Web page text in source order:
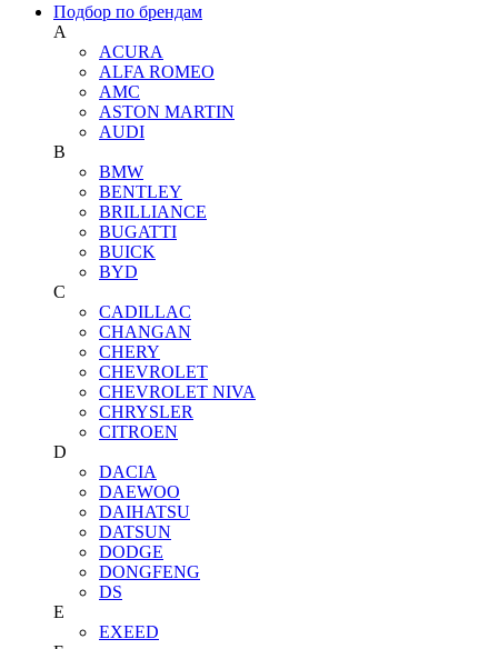
Подбор по брендам
A
ACURA
ALFA ROMEO
AMC
ASTON MARTIN
AUDI
B
BMW
BENTLEY
BRILLIANCE
BUGATTI
BUICK
BYD
C
CADILLAC
CHANGAN
CHERY
CHEVROLET
CHEVROLET NIVA
CHRYSLER
CITROEN
D
DACIA
DAEWOO
DAIHATSU
DATSUN
DODGE
DONGFENG
DS
E
EXEED